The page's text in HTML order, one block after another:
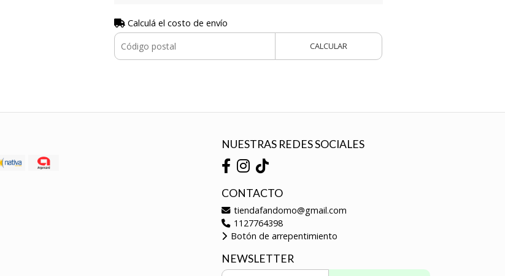
Calculá el costo de envío
CALCULAR
NUESTRAS REDES SOCIALES
CONTACTO
tiendafandomo@gmail.com
1127764398
Botón de arrepentimiento
NEWSLETTER